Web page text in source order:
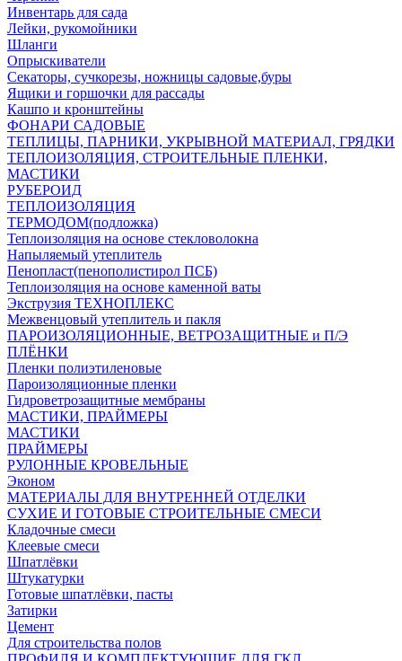
Инвентарь для сада
Лейки, рукомойники
Шланги
Опрыскиватели
Секаторы, сучкорезы, ножницы садовые,буры
Ящики и горшочки для рассады
Кашпо и кронштейны
ФОНАРИ САДОВЫЕ
ТЕПЛИЦЫ, ПАРНИКИ, УКРЫВНОЙ МАТЕРИАЛ, ГРЯДКИ
ТЕПЛОИЗОЛЯЦИЯ, СТРОИТЕЛЬНЫЕ ПЛЕНКИ,
МАСТИКИ
РУБЕРОИД
ТЕПЛОИЗОЛЯЦИЯ
ТЕРМОДОМ(подложка)
Теплоизоляция на основе стекловолокна
Напыляемый утеплитель
Пенопласт(пенополистирол ПСБ)
Теплоизоляция на основе каменной ваты
Экструзия ТЕХНОПЛЕКС
Межвенцовый утеплитель и пакля
ПАРОИЗОЛЯЦИОННЫЕ, ВЕТРОЗАЩИТНЫЕ и П/Э
ПЛЁНКИ
Пленки полиэтиленовые
Пароизоляционные пленки
Гидроветрозащитные мембраны
МАСТИКИ, ПРАЙМЕРЫ
МАСТИКИ
ПРАЙМЕРЫ
РУЛОННЫЕ КРОВЕЛЬНЫЕ
Эконом
МАТЕРИАЛЫ ДЛЯ ВНУТРЕННЕЙ ОТДЕЛКИ
СУХИЕ И ГОТОВЫЕ СТРОИТЕЛЬНЫЕ СМЕСИ
Кладочные смеси
Клеевые смеси
Шпатлёвки
Штукатурки
Готовые шпатлёвки, пасты
Затирки
Цемент
Для строительства полов